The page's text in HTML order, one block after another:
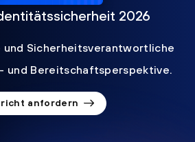
2026
und Sicherheitsverantwortliche
und Bereitschaftsperspektive.
anfordern